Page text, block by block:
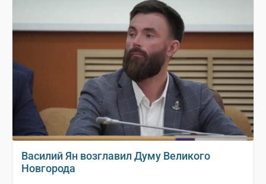
Василий Ян возглавил Думу Великого
Новгорода